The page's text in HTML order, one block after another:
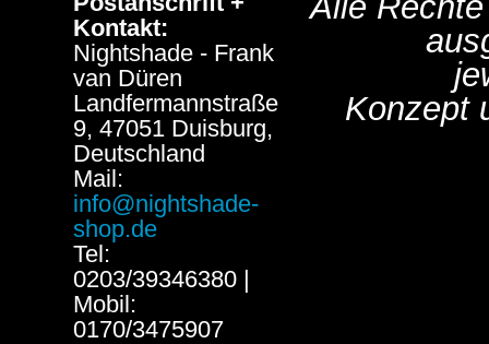
Kontakt:
Nightshade - Frank
van Düren
Landfermannstraße
9, 47051 Duisburg,
Deutschland
Mail:
info@nightshade-
shop.de
Tel:
0203/39346380 |
Mobil:
0170/3475907
Konzept